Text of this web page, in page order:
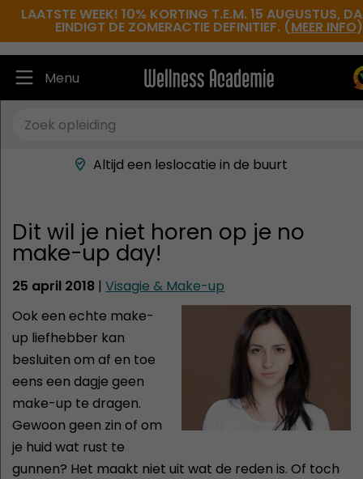
LAATSTE WEEK! 10% KORTING T.E.M. 15 AUGUSTUS,
EINDIGT DE ZOMERACTIE DEFINITIEF. (MEER INFO)
Menu
Ruim 30.000 tevreden studenten
Beste docenten in de branche
Dit wil je niet horen op je no
make-up day!
25 april 2018 | Visagie & Make-up
Ook een echte make-
up liefhebber kan
besluiten om af en toe
eens een dagje geen
make-up te dragen.
Gewoon geen zin of om
je huid wat rust te
gunnen? Het maakt niet uit wat de reden is. Of toch